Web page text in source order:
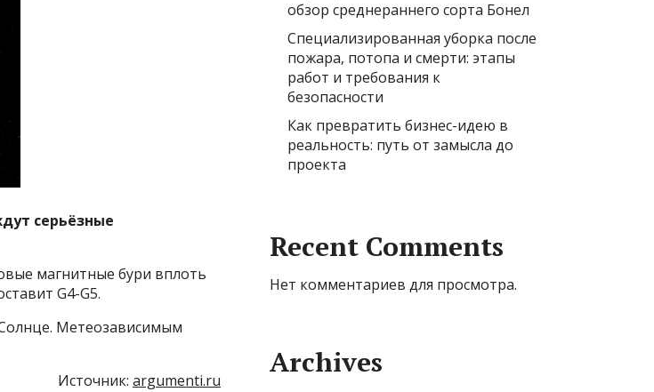
серьёзные
магнитные бури вплоть
G4-G5.
Метеозависимым
Источник: argumenti.ru
обзор среднераннего сорта Бонел
Специализированная уборка после
пожара, потопа и смерти: этапы
работ и требования к
безопасности
Как превратить бизнес-идею в
реальность: путь от замысла до
проекта
Recent Comments
Нет комментариев для просмотра.
Archives